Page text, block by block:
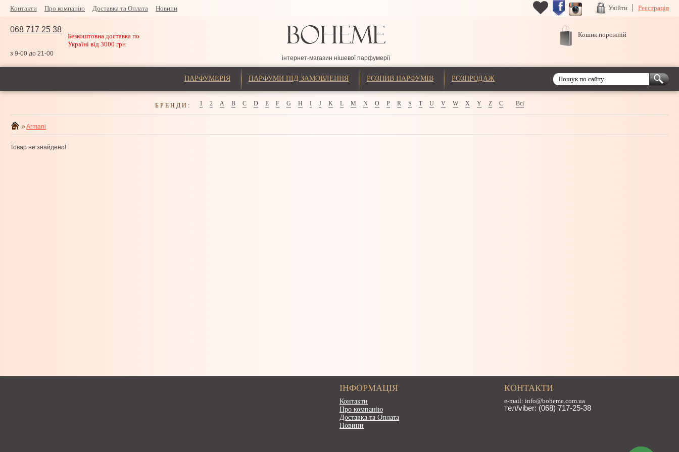
Контакти Про компанію Доставка та Оплата Новини Увійти Реєстрація
068 717 25 38
Безкоштовна доставка по
Україні від 3000 грн
з 9-00 до 21-00
інтернет-магазин нішевої парфумерії
Кошик порожній
ПАРФУМЕРІЯ ПАРФУМИ ПІД ЗАМОВЛЕННЯ РОЗПИВ ПАРФУМІВ РОЗПРОДАЖ
БРЕНДИ: 1 2 A B C D E F G H I J K L M N O P R S T U V W X Y Z С Всі
»Armani
Товар не знайдено!
ІНФОРМАЦІЯ
Контакти
Про компанію
Доставка та Оплата
Новини
КОНТАКТИ
e-mail: info@boheme.com.ua
тел/viber: (068) 717-25-38